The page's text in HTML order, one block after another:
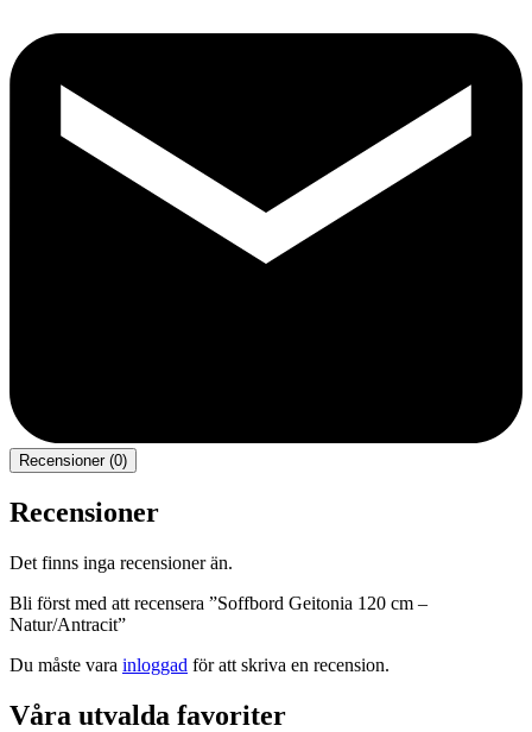
Recensioner (0)
Recensioner
Det finns inga recensioner än.
Bli först med att recensera ”Soffbord Geitonia 120 cm –
Natur/Antracit”
Du måste vara inloggad för att skriva en recension.
Våra utvalda favoriter